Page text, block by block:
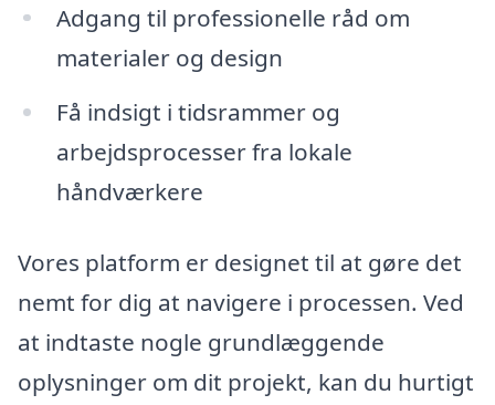
Adgang til professionelle råd om
materialer og design
Få indsigt i tidsrammer og
arbejdsprocesser fra lokale
håndværkere
Vores platform er designet til at gøre det
nemt for dig at navigere i processen. Ved
at indtaste nogle grundlæggende
oplysninger om dit projekt, kan du hurtigt